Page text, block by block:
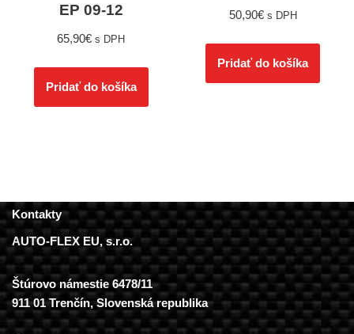
EP 09-12
65,90€ s DPH
Pridať do košíka
50,90€ s DPH
Pridať do košíka
Kontakty
AUTO-FLEX EU, s.r.o.
Štúrovo námestie 6478/11
911 01 Trenčín, Slovenská republika